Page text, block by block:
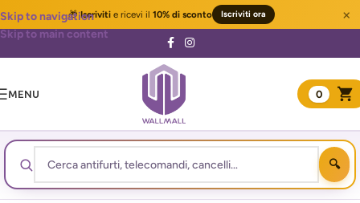
🎁Iscrivitie ricevi il 10% di sconto Iscriviti ora ×
Skip to navigation
Skip to main content
MENU 0